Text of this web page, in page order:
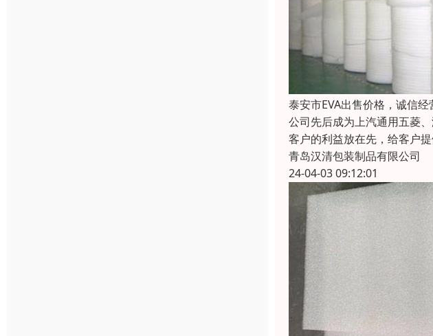
泰安市EVA出售价格，诚信
公司先后成为上汽通用五菱
客户的利益放在先，给客户
青岛汉清包装制品有限公司
24-04-03 09:12:01